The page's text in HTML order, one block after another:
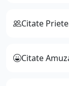
Citate
Citate